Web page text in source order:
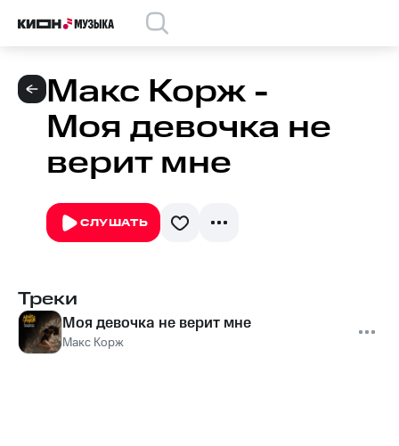
Макс Корж -
Моя девочка не
верит мне
СЛУШАТЬ
Треки
Моя девочка не верит мне
Макс Корж